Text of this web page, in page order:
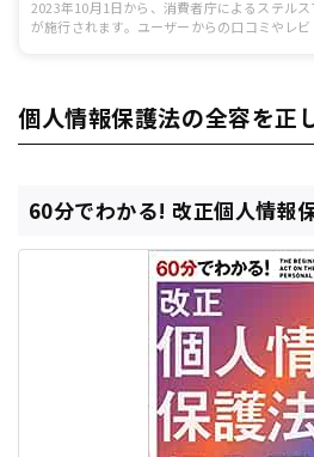
2023年10月1日から、消費者庁によるステル
が施行されます。ユーザーからの口コミやレ
個人情報保護法の全容を正
60分でわかる! 改正個人情報